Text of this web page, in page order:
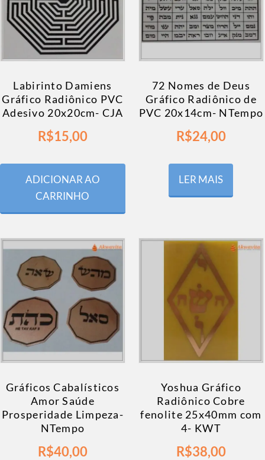
Labirinto Damiens
Gráfico Radiônico PVC
Adesivo 20x20cm- CJA
R$15,00
ADICIONAR AO
CARRINHO
72 Nomes de Deus
Gráfico Radiônico de
PVC 20x14cm- NTempo
R$24,00
LER MAIS
Gráficos Cabalísticos
Amor Saúde
Prosperidade Limpeza-
NTempo
R$40,00
Yoshua Gráfico
Radiônico Cobre
fenolite 25x40mm com
4- KWT
R$38,00